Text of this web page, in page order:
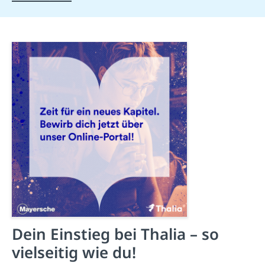
Dein Einstieg bei Thalia – so
vielseitig wie du!